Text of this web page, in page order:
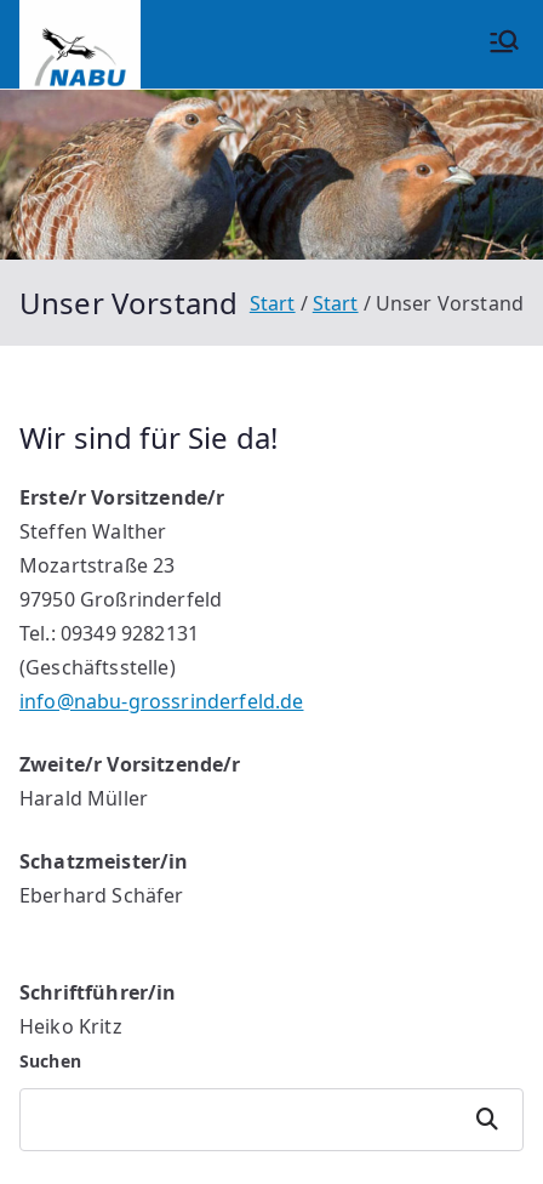
Inhalt
springen
NABU
Großrinderfeld
Unser Vorstand Start Start Unser Vorstand
Wir sind für Sie da!
Erste/r Vorsitzende/r
Steffen Walther
Mozartstraße 23
97950 Großrinderfeld
Tel.: 09349 9282131
(Geschäftsstelle)
info@nabu-grossrinderfeld.de
Zweite/r Vorsitzende/r
Harald Müller
Schatzmeister/in
Eberhard Schäfer
Schriftführer/in
Heiko Kritz
Suchen
Suchen